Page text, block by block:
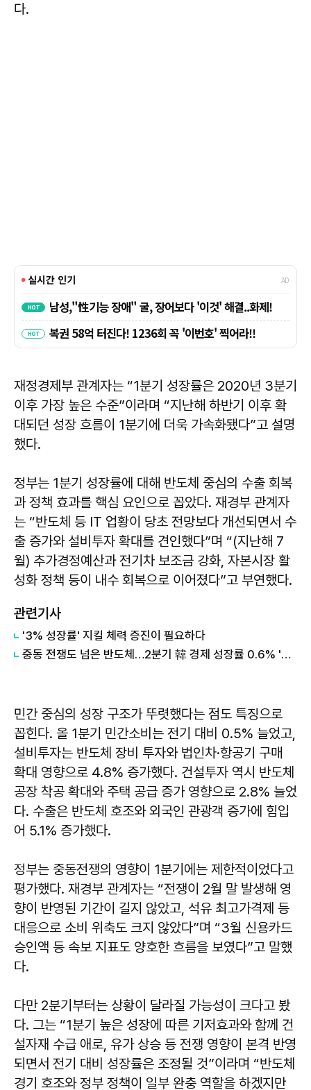
다.
재정경제부 관계자는 “1분기 성장률은 2020년 3분기
이후 가장 높은 수준”이라며 “지난해 하반기 이후 확
대되던 성장 흐름이 1분기에 더욱 가속화됐다”고 설명
했다.
정부는 1분기 성장률에 대해 반도체 중심의 수출 회복
과 정책 효과를 핵심 요인으로 꼽았다. 재경부 관계자
는 “반도체 등 IT 업황이 당초 전망보다 개선되면서 수
출 증가와 설비투자 확대를 견인했다”며 “(지난해 7
월) 추가경정예산과 전기차 보조금 강화, 자본시장 활
성화 정책 등이 내수 회복으로 이어졌다”고 부연했다.
관련기사
'3% 성장률' 지킬 체력 증진이 필요하다
중동 전쟁도 넘은 반도체…2분기 韓 경제 성장률 0.6% '깜짝'
민간 중심의 성장 구조가 뚜렷했다는 점도 특징으로
꼽힌다. 올 1분기 민간소비는 전기 대비 0.5% 늘었고,
설비투자는 반도체 장비 투자와 법인차·항공기 구매
확대 영향으로 4.8% 증가했다. 건설투자 역시 반도체
공장 착공 확대와 주택 공급 증가 영향으로 2.8% 늘었
다. 수출은 반도체 호조와 외국인 관광객 증가에 힘입
어 5.1% 증가했다.
정부는 중동전쟁의 영향이 1분기에는 제한적이었다고
평가했다. 재경부 관계자는 “전쟁이 2월 말 발생해 영
향이 반영된 기간이 길지 않았고, 석유 최고가격제 등
대응으로 소비 위축도 크지 않았다”며 “3월 신용카드
승인액 등 속보 지표도 양호한 흐름을 보였다”고 말했
다.
다만 2분기부터는 상황이 달라질 가능성이 크다고 봤
다. 그는 “1분기 높은 성장에 따른 기저효과와 함께 건
설자재 수급 애로, 유가 상승 등 전쟁 영향이 본격 반영
되면서 전기 대비 성장률은 조정될 것”이라며 “반도체
경기 호조와 정부 정책이 일부 완충 역할을 하겠지만